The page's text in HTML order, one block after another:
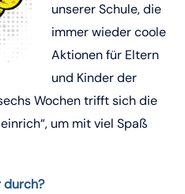
unserer Schule, die
immer wieder coole
Aktionen für Eltern
und Kinder der
Wochen trifft sich die
um mit viel Spaß
durch?